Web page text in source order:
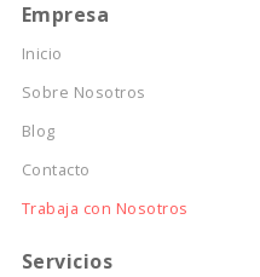
Empresa
Inicio
Sobre Nosotros
Blog
Contacto
Trabaja con Nosotros
Servicios